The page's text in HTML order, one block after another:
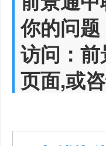
你的问
访问：
页面,或